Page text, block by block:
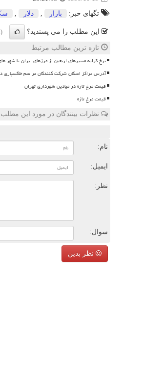
تگهای خبر: بازار دلار
این مطلب را می پسندید؟ (1)
تازه ترین مطالب مرتبط
نرخ کرایه مسیرهای اربعین از مرزهای ایران تا شهر
آدرس مراکز اسکان شرکت کنندگان مراسم خاکسپاری
قیمت مرغ تازه در میادین شهرداری تهران
قیمت مرغ تازه
نظرات بینندگان در مورد این مطلب
نام:
ایمیل:
نظر:
سوال:
نظر بدین